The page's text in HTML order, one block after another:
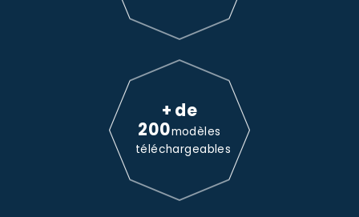
+ de
200modèles
téléchargeables